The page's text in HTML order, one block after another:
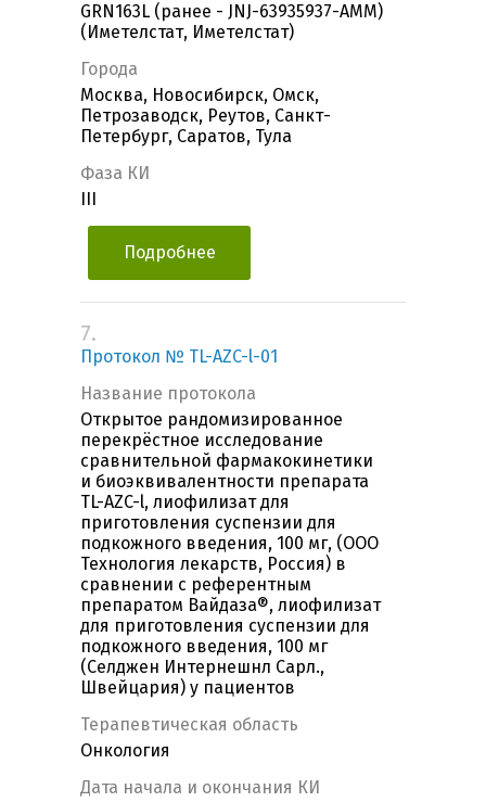
GRN163L (ранее - JNJ-63935937-AMM)
(Иметелстат, Иметелстат)
Города
Москва, Новосибирск, Омск,
Петрозаводск, Реутов, Санкт-
Петербург, Саратов, Тула
Фаза КИ
Подробнее
7.
Протокол № TL-AZC-l-01
Название протокола
Открытое рандомизированное
перекрёстное исследование
сравнительной фармакокинетики
и биоэквивалентности препарата
TL-AZC-l, лиофилизат для
приготовления суспензии для
подкожного введения, 100 мг, (ООО
Технология лекарств, Россия) в
сравнении с референтным
препаратом Вайдаза®, лиофилизат
для приготовления суспензии для
подкожного введения, 100 мг
(Селджен Интернешнл Сарл.,
Швейцария) у пациентов
Терапевтическая область
Онкология
Дата начала и окончания КИ